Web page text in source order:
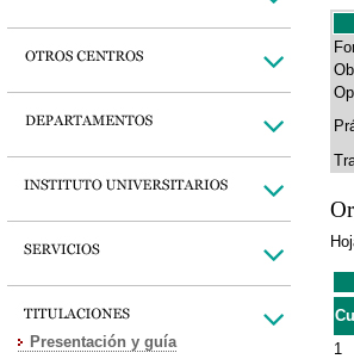
Presentación y guía
1